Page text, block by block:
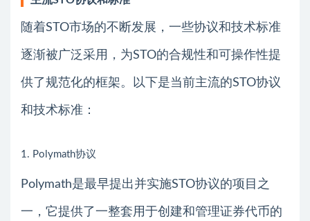
随着STO市场的不断发展，一些协议和技术标准
逐渐被广泛采用，为STO的合规性和可操作性提
供了规范化的框架。以下是当前主流的STO协议
和技术标准：
1. Polymath协议
Polymath是最早提出并实施STO协议的项目之
一，它提供了一整套用于创建和管理证券代币的